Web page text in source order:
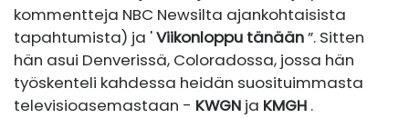
kommentteja NBC Newsilta ajankohtaisista
tapahtumista) ja 'Viikonloppu tänään”. Sitten
hän asui Denverissä, Coloradossa, jossa hän
työskenteli kahdessa heidän suosituimmasta
televisioasemastaan ​​- KWGN ja KMGH .